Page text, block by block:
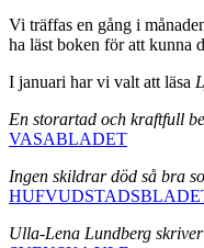
Vi träffas en gång i
ha läst boken för att kunna
I januari har vi valt att läsa
En storartad och kraftfull
VASABLADET
Ingen skildrar död så bra
Ulla-Lena Lundberg